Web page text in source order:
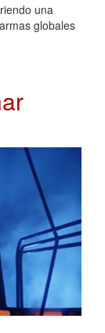
una
globales